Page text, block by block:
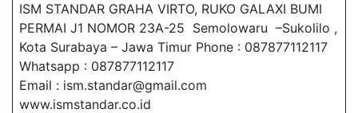
ISM STANDAR GRAHA VIRTO, RUKO GALAXI BUMI
PERMAI J1 NOMOR 23A-25 Semolowaru –Sukolilo ,
Kota Surabaya – Jawa Timur Phone : 087877112117
Whatsapp : 087877112117
Email : ism.standar@gmail.com
www.ismstandar.co.id